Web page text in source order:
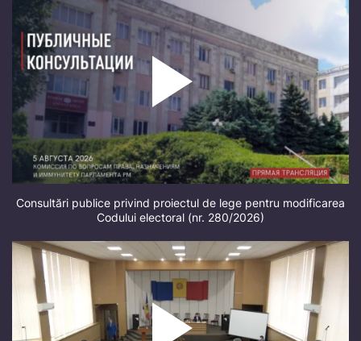
Consultări publice privind proiectul de lege pentru modificarea
Codului electoral (nr. 280/2026)